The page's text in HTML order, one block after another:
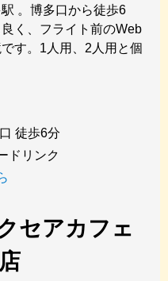
。博多口から徒歩6
く、フライト前のWeb
す。1人用、2人用と個
徒歩6分
ドリンク
セアカフェ